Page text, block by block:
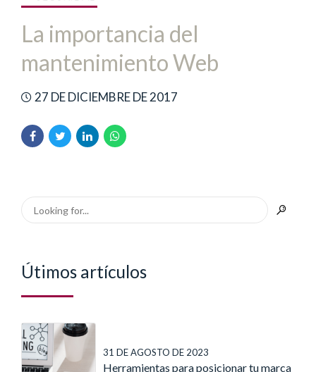
La importancia del
mantenimiento Web
27 DE DICIEMBRE DE 2017
Útimos artículos
31 DE AGOSTO DE 2023
Herramientas para posicionar tu marca